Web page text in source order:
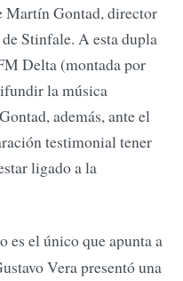
Martín Gontad, director
Stinfale. A esta dupla
Delta (montada por
la música
además, ante el
testimonial tener
ligado a la
es el único que apunta a
Vera presentó una